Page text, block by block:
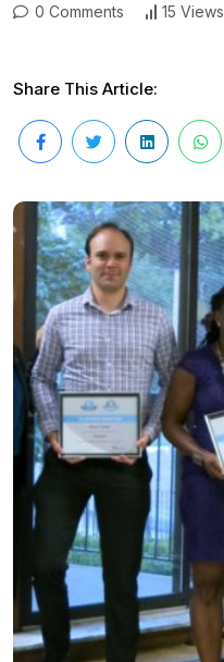
0 Comments
15 Views
Share This Article: